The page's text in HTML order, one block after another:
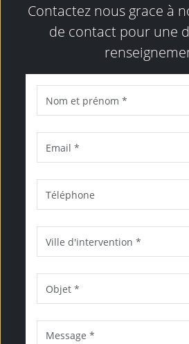
Contactez nous grace à
de contact pour une